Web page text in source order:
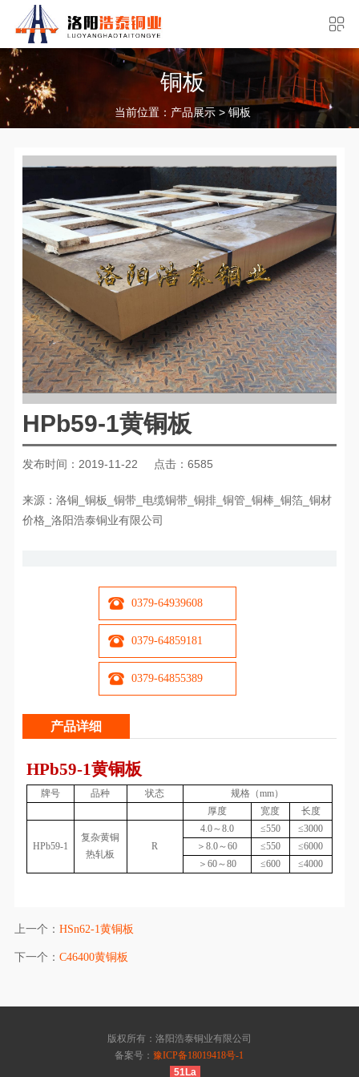
铜板
当前位置： 产品展示>铜板
HPb59-1黄铜板
发布时间：2019-11-22 点击：6585
来源：洛铜_铜板_铜带_电缆铜带_铜排_铜管_铜棒_铜箔_铜材
价格_洛阳浩泰铜业有限公司
0379-64939608
0379-64859181
0379-64855389
产品详细
HPb59-1黄铜板
牌号 品种 状态
规格（mm）
厚度
宽度 长度
HPb59-1
复杂黄铜
热轧板
R
4.0～8.0 ≤550
≤3000
＞8.0～60
≤550
≤6000
＞60～80
≤600 ≤4000
上一个： HSn62-1黄铜板
下一个： C46400黄铜板
版权所有：洛阳浩泰铜业有限公司
备案号：豫ICP备18019418号-1
51La